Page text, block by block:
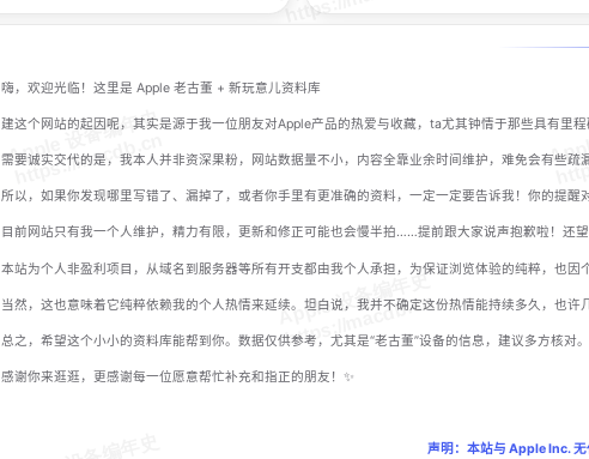
嗨，欢迎光临！这里是 Apple 老古董 + 新玩意儿资料库
建这个网站的起因呢，其实是源于我一位朋友对Apple产品的热爱与收藏，ta尤其钟情于那些具有里
需要诚实交代的是，我本人并非资深果粉，网站数据量不小，内容全靠业余时间维护，难免会有些疏
所以，如果你发现哪里写错了、漏掉了，或者你手里有更准确的资料，一定一定要告诉我！你的提醒
目前网站只有我一个人维护，精力有限，更新和修正可能也会慢半拍……提前跟大家说声抱歉啦！还望
本站为个人非盈利项目，从域名到服务器等所有开支都由我个人承担，为保证浏览体验的纯粹，也因
当然，这也意味着它纯粹依赖我的个人热情来延续。坦白说，我并不确定这份热情能持续多久，也许
总之，希望这个小小的资料库能帮到你。数据仅供参考，尤其是“老古董”设备的信息，建议多方核对
感谢你来逛逛，更感谢每一位愿意帮忙补充和指正的朋友！✨
声明：本站与 Apple Inc.